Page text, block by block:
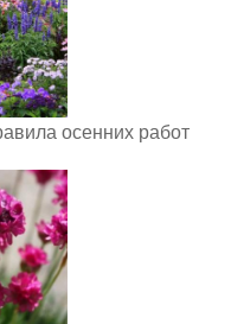
осенних работ